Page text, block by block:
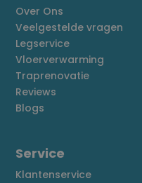
Over Ons
Veelgestelde vragen
Legservice
Vloerverwarming
Traprenovatie
Reviews
Blogs
Service
Klantenservice